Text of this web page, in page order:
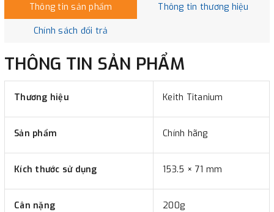
Thông tin sản phẩm Thông tin thương hiệu
Chính sách đổi trả
THÔNG TIN SẢN PHẨM
Thương hiệu Keith Titanium
Sản phẩm Chính hãng
Kích thước sử dụng 153.5 × 71 mm
Cân nặng 200g